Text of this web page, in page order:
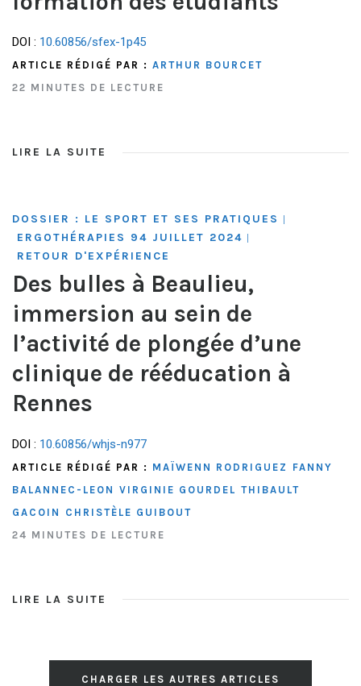
DOI : 10.60856/sfex-1p45
ARTICLE RÉDIGÉ PAR : ARTHUR BOURCET
22 MINUTES DE LECTURE
LIRE LA SUITE
DOSSIER : LE SPORT ET SES PRATIQUES
ERGOTHÉRAPIES 94 JUILLET 2024
RETOUR D'EXPÉRIENCE
Des bulles à Beaulieu,
immersion au sein de
l’activité de plongée d’une
clinique de rééducation à
Rennes
DOI : 10.60856/whjs-n977
ARTICLE RÉDIGÉ PAR : MAÏWENN RODRIGUEZ
FANNY
BALANNEC-LEON VIRGINIE GOURDEL THIBAULT
GACOIN
CHRISTÈLE GUIBOUT
24 MINUTES DE LECTURE
LIRE LA SUITE
CHARGER LES AUTRES ARTICLES